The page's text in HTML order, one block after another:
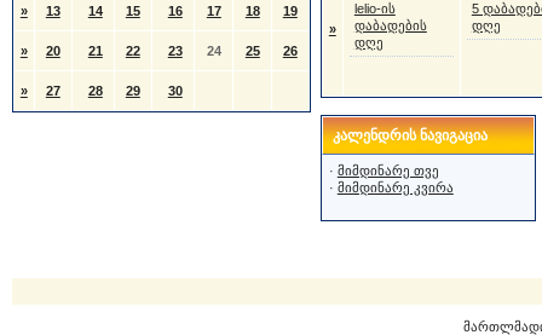
» 13 14 15 16 17 18 19
» 20 21 22 23 24 25 26
» 27 28 29 30
»
lelio-ის
დაბადების
დღე
5
დღე
კალენდრის ნავიგაცია
· მიმდინარე თვე
· მიმდინარე კვირა